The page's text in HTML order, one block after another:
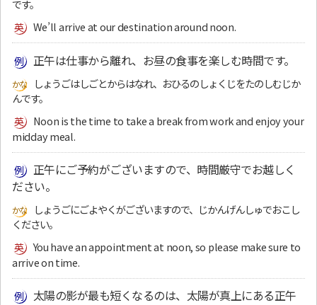
です。
We’ll arrive at our destination around noon.
正午は仕事から離れ、お昼の食事を楽しむ時間です。
しょうごはしごとからはなれ、おひるのしょくじをたのしむじか
んです。
Noon is the time to take a break from work and enjoy your
midday meal.
正午にご予約がございますので、時間厳守でお越しく
ださい。
しょうごにごよやくがございますので、じかんげんしゅでおこし
ください。
You have an appointment at noon, so please make sure to
arrive on time.
太陽の影が最も短くなるのは、太陽が真上にある正午